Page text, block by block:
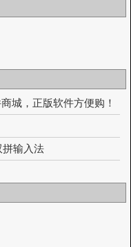
城，正版软件方便购！
拼输入法